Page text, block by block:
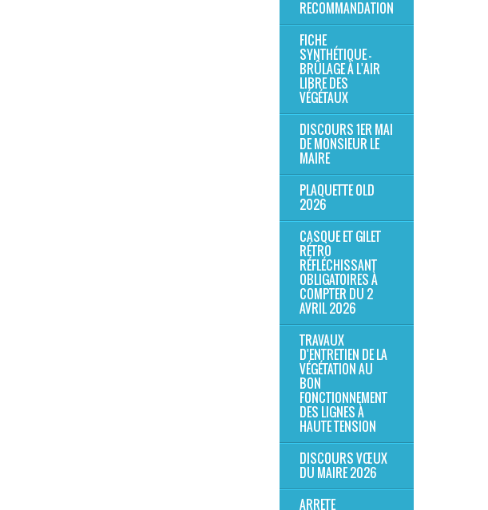
RECOMMANDATION
FICHE
SYNTHÉTIQUE -
BRÛLAGE À L'AIR
LIBRE DES
VÉGÉTAUX
DISCOURS 1ER MAI
DE MONSIEUR LE
MAIRE
PLAQUETTE OLD
2026
CASQUE ET GILET
RÉTRO
RÉFLÉCHISSANT
OBLIGATOIRES À
COMPTER DU 2
AVRIL 2026
TRAVAUX
D'ENTRETIEN DE LA
VÉGÉTATION AU
BON
FONCTIONNEMENT
DES LIGNES À
HAUTE TENSION
DISCOURS VŒUX
DU MAIRE 2026
ARRETE